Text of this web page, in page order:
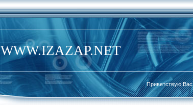
WWW.IZAZAP.NET
Приветствую Вас